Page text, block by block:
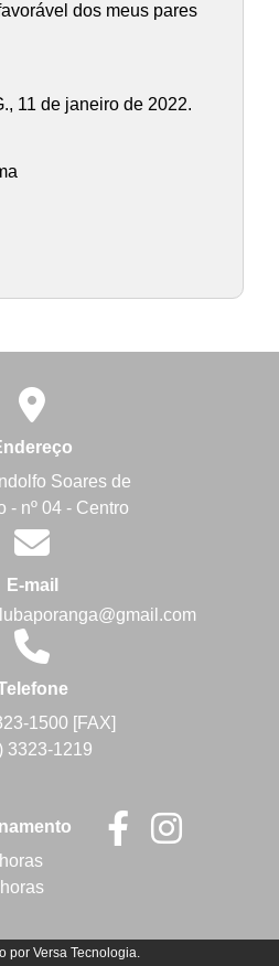
dos meus pares
11 de janeiro de 2022.
Soares de
- nº 04 - Centro
E-mail
1500 [FAX]
3323-1219
por Versa Tecnologia